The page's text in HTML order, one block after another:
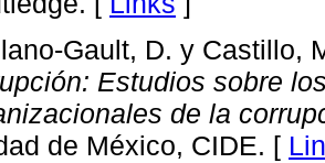
Gault, D. y Castillo,
Estudios sobre
de la
de México, CIDE. [